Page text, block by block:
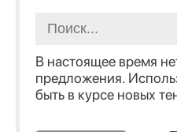
В настоящее время
предложения.
быть в курсе новых